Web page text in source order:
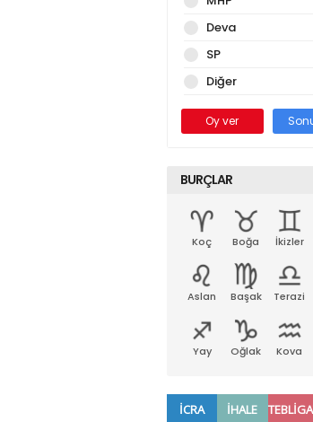
Deva
SP
Diğer
Oy ver
BURÇLAR
Koç Boğa İkizler
Aslan Başak Terazi
Yay Oğlak Kova